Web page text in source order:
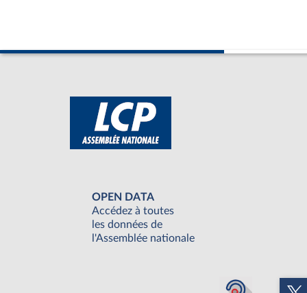
OPEN DATA
Accédez à toutes
les données de
l'Assemblée nationale